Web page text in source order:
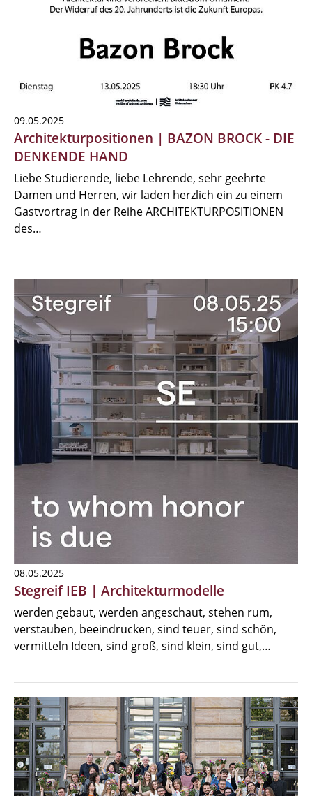
09.05.2025
Architekturpositionen | BAZON BROCK - DIE
DENKENDE HAND
Liebe Studierende, liebe Lehrende, sehr geehrte
Damen und Herren, wir laden herzlich ein zu einem
Gastvortrag in der Reihe ARCHITEKTURPOSITIONEN
des…
08.05.2025
Stegreif IEB | Architekturmodelle
werden gebaut, werden angeschaut, stehen rum,
verstauben, beeindrucken, sind teuer, sind schön,
vermitteln Ideen, sind groß, sind klein, sind gut,…